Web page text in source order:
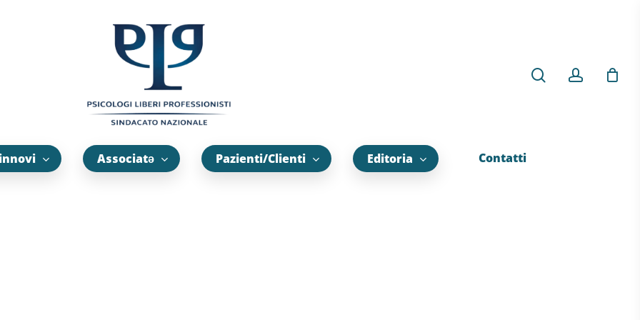
Associatə Pazienti/Clienti Editoria Contatti